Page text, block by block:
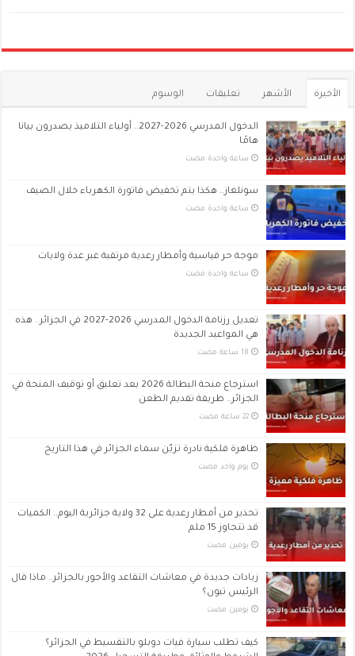
الأخيرة الأشهر تعليقات الوسوم
الدخول المدرسي 2026-2027.. أولياء التلاميذ يصدرون بيانا
هامًا
‏ساعة واحدة مضت
سونلغاز.. هكذا يتم تخفيض فاتورة الكهرباء خلال الصيف
‏ساعة واحدة مضت
موجة حر قياسية وأمطار رعدية مرتقبة عبر عدة ولايات
‏ساعة واحدة مضت
تعديل رزنامة الدخول المدرسي 2026-2027 في الجزائر.. هذه
هي المواعيد الجديدة
استرجاع منحة البطالة 2026 بعد تعليق أو توقيف المنحة في
الجزائر.. طريقة تقديم الطعن
‏22 ساعة مضت
ظاهرة فلكية نادرة تزيّن سماء الجزائر في هذا التاريخ
‏يوم واحد مضت
تحذير من أمطار رعدية على 32 ولاية جزائرية اليوم.. الكميات
قد تتجاوز 15 ملم
‏يومين مضت
زيادات جديدة في معاشات التقاعد والأجور بالجزائر.. ماذا قال
الرئيس تبون؟
‏يومين مضت
كيف تطلب سيارة فيات دوبلو بالتقسيط في الجزائر؟